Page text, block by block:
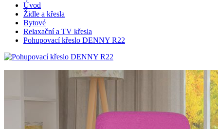
Úvod
Židle a křesla
Bytové
Relaxační a TV křesla
Pohupovací křeslo DENNY R22